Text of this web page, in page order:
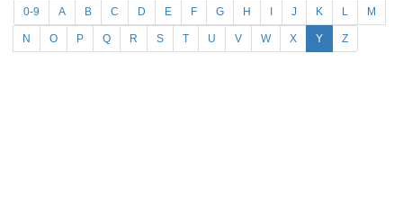
0-9 A B C D E F G H J K L M
N O P Q R S T U V W X Y Z